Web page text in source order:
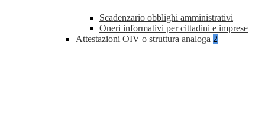
Scadenzario obblighi amministrativi
Oneri informativi per cittadini e imprese
Attestazioni OIV o struttura analoga 2